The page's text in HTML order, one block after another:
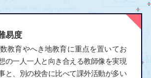
易度
教育やへき地教育に重点を置いてお
の一人一人と向き合える教師像を実現
と、別の校舎に比べて課外活動が多い